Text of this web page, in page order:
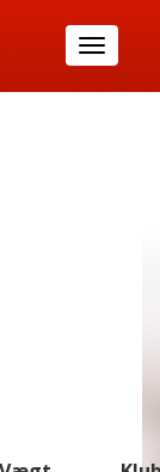
Toggle
navigation